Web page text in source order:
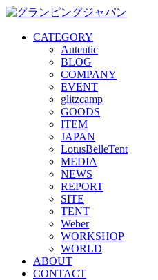
CATEGORY
Autentic
BLOG
COMPANY
EVENT
glitzcamp
GOODS
ITEM
JAPAN
LotusBelleTent
MEDIA
NEWS
REPORT
SITE
TENT
Weber
WORKSHOP
WORLD
ABOUT
CONTACT